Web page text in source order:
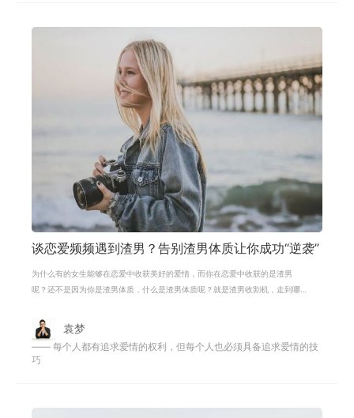
谈恋爱频频遇到渣男？告别渣男体质让你成功“逆袭”
为什么有的女生能够在恋爱中收获美好的爱情，而你在恋爱中收获的是渣男
呢？还不是因为你是渣男体质，什么是渣男体质呢？就是渣男收割机，走到哪
袁梦
—— 每个人都有追求爱情的权利，但每个人也必须具备追求爱情的技
巧